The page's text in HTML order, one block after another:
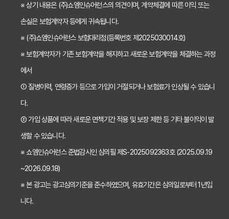
임플란트, 크라운 치료비 부담? 치아보험 비교사이트 활용법 및 보장꿀팁
2026년 치아보험, 가격 vs 보장! 비교 분석으로 나에게 딱 맞는 보험 찾기
치아보험 비교사이트 활용법: 숨겨진 보장까지 꼼꼼하게 찾는 꿀팁
치아보험 비교사이트 활용법: 숨은 꿀팁 대방출! 보험료 절약 노하우
※ 상기 내용은 (주)쇼엠인슈어런스의 의견이며, 계약체결에 따른 이익 또는
손실은 보험계약자 등에게 귀속됩니다.
※ (주)쇼엠인슈어런스 보험대리점(등록번호 제2025030014호)
※ 보험계약자가 기존 보험계약을 해지하고 새로운 보험계약을 체결하는 과정
에서
① 질병이력, 연령증가 등으로 가입이 거절되거나 보험료가 인상될 수 있습니
다.
② 가입 상품에 따라 새로운 면책기간 적용 및 보장 제한 등 기타 불이익이 발
생할 수 있습니다.
※ 쇼엠인슈어런스 준법감시인 심의필 제S-2025092363호 (2025.09.19
~2026.09.18)
※ 본 광고는 광고심의기준을 준수하였으며, 유효기간은 심의일로부터 1년입
니다.